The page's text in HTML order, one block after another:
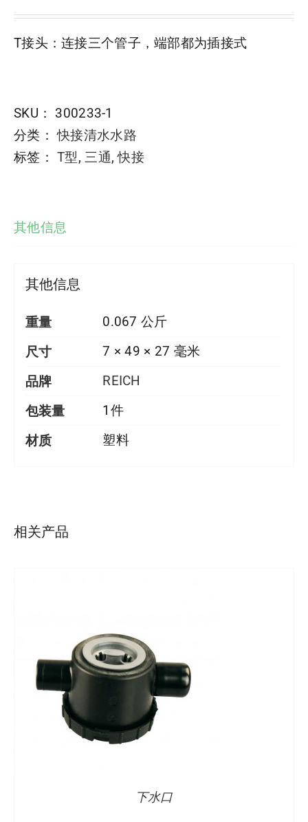
T接头：连接三个管子，端部都为插接式
SKU： 300233-1
分类：快接清水水路
标签：T型,三通,快接
其他信息
其他信息
重量 0.067 公斤
尺寸 7 × 49 × 27 毫米
品牌 REICH
包装量 1件
材质 塑料
相关产品
下水口
详情